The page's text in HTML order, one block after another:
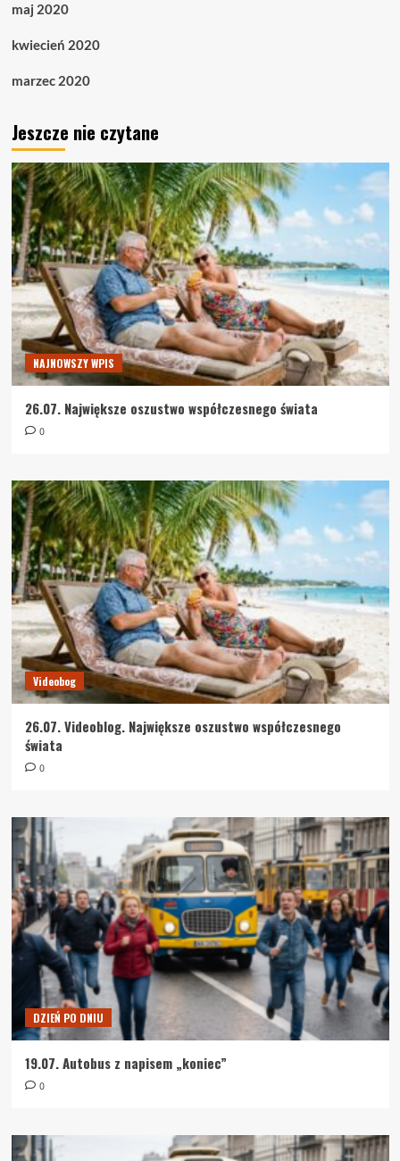
maj 2020
kwiecień 2020
marzec 2020
Jeszcze nie czytane
NAJNOWSZY WPIS
26.07. Największe oszustwo współczesnego świata
0
Videobog
26.07. Videoblog. Największe oszustwo współczesnego
świata
0
DZIEŃ PO DNIU
19.07. Autobus z napisem „koniec”
0